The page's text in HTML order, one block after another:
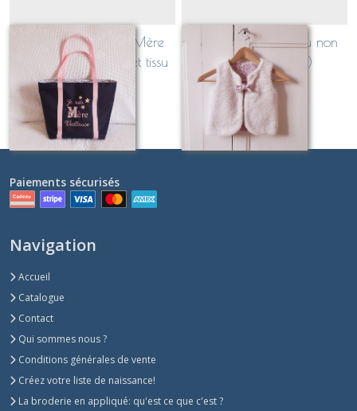
Sac cabas "JE SUIS Mère
Veilleuse"! (couleurs et tissu
au choix!)
Sur demande
Gilet de berger (Tissu non
liberty au choix!)
Sur demande
Paiements sécurisés
Navigation
Accueil
Catalogue
Contact
Qui sommes nous ?
Conditions générales de vente
Créez votre liste de naissance!
La broderie en appliqué: qu'est ce que c'est ?